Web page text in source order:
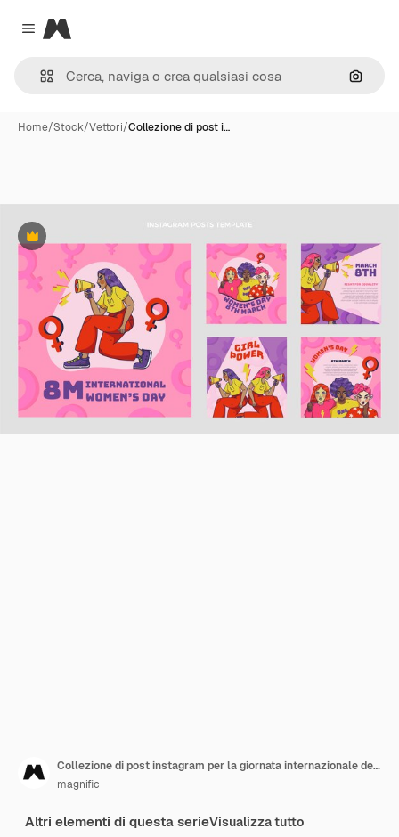
Close menu
Magnific
Cerca
Home/Stock/Vettori/Collezione di post i…
Premium
Collezione di post instagram per la giornata internazionale della donna disegnata a mano
magnific
Altri elementi di questa serieVisualizza tutto